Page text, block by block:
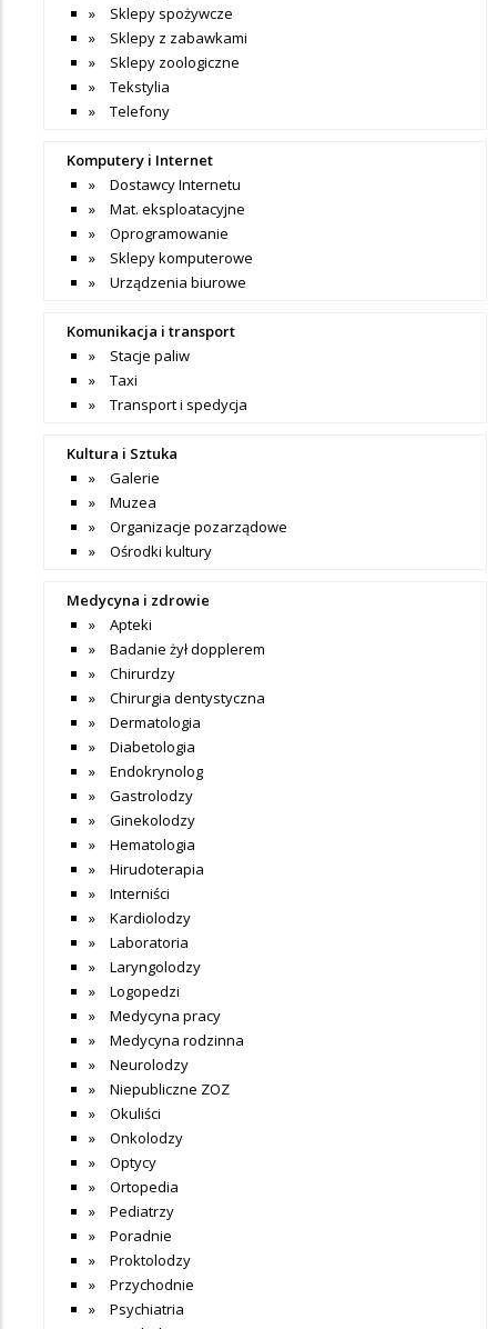
Sklepy spożywcze
Sklepy z zabawkami
Sklepy zoologiczne
Tekstylia
Telefony
Komputery i Internet
Dostawcy Internetu
Mat. eksploatacyjne
Oprogramowanie
Sklepy komputerowe
Urządzenia biurowe
Komunikacja i transport
Stacje paliw
Taxi
Transport i spedycja
Kultura i Sztuka
Galerie
Muzea
Organizacje pozarządowe
Ośrodki kultury
Medycyna i zdrowie
Apteki
Badanie żył dopplerem
Chirurdzy
Chirurgia dentystyczna
Dermatologia
Diabetologia
Endokrynolog
Gastrolodzy
Ginekolodzy
Hematologia
Hirudoterapia
Interniści
Kardiolodzy
Laboratoria
Laryngolodzy
Logopedzi
Medycyna pracy
Medycyna rodzinna
Neurolodzy
Niepubliczne ZOZ
Okuliści
Onkolodzy
Optycy
Ortopedia
Pediatrzy
Poradnie
Proktolodzy
Przychodnie
Psychiatria